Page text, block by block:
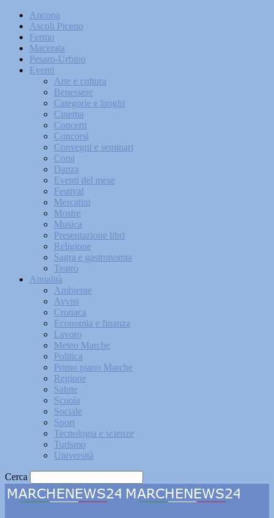
Ancona
Ascoli Piceno
Fermo
Macerata
Pesaro-Urbino
Eventi
Arte e cultura
Benessere
Categorie e luoghi
Cinema
Concerti
Concorsi
Convegni e seminari
Corsi
Danza
Eventi del mese
Festival
Mercatini
Mostre
Musica
Presentazione libri
Religione
Sagra e gastronomia
Teatro
Attualità
Ambiente
Avvisi
Cronaca
Economia e finanza
Lavoro
Meteo Marche
Politica
Primo piano Marche
Regione
Salute
Scuola
Sociale
Sport
Tecnologia e scienze
Turismo
Università
Cerca